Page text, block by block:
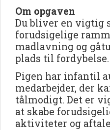
Om opgaven
Du bliver en vigtig
forudsigelige
madlavning og
plads til fordybelse.
Pigen har infantil
medarbejder, der
tålmodigt. Det er
at skabe
aktiviteter og